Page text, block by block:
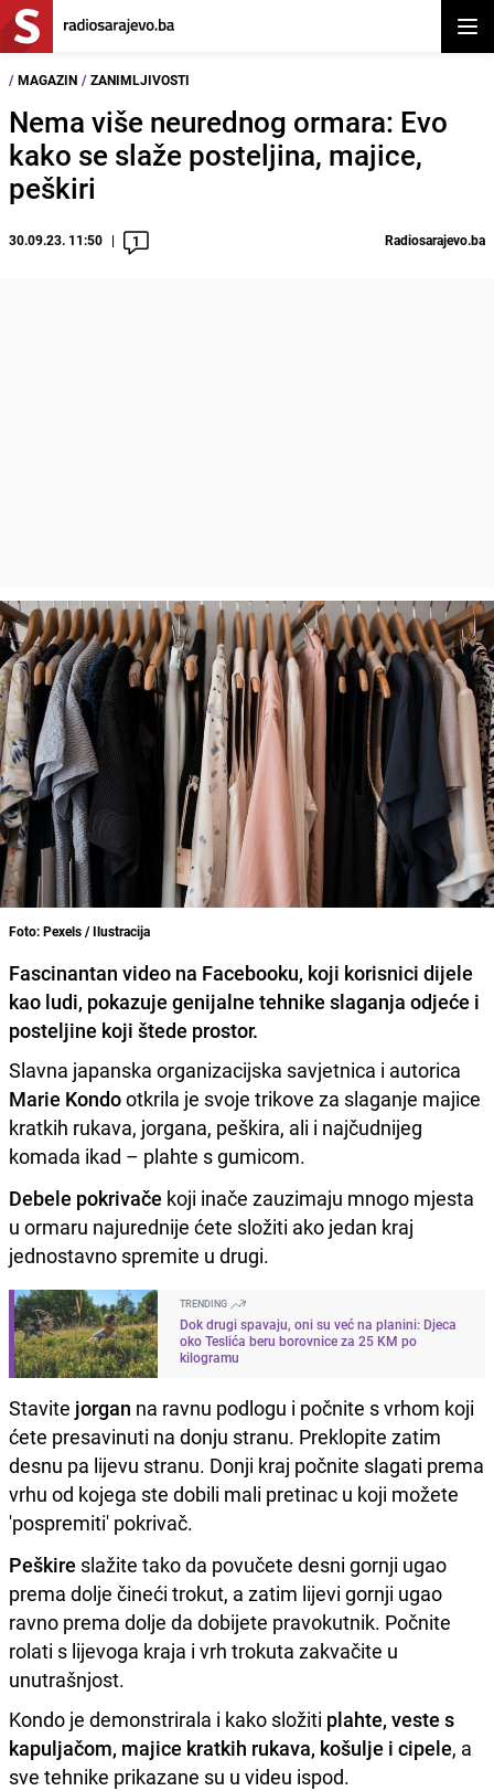
/ MAGAZIN / ZANIMLJIVOSTI
Nema više neurednog ormara: Evo
kako se slaže posteljina, majice,
peškiri
30.09.23. 11:50 1 Radiosarajevo.ba
Foto: Pexels / Ilustracija
Fascinantan video na Facebooku, koji korisnici dijele
kao ludi, pokazuje genijalne tehnike slaganja odjeće i
posteljine koji štede prostor.
Slavna japanska organizacijska savjetnica i autorica
Marie Kondootkrila je svoje trikove za slaganje majice
kratkih rukava, jorgana, peškira, ali i najčudnijeg
komada ikad – plahte s gumicom.
Debele pokrivače koji inače zauzimaju mnogo mjesta
u ormaru najurednije ćete složiti ako jedan kraj
jednostavno spremite u drugi.
TRENDING
Dok drugi spavaju, oni su već na planini: Djeca
oko Teslića beru borovnice za 25 KM po
kilogramu
Stavite jorgan na ravnu podlogu i počnite s vrhom koji
ćete presavinuti na donju stranu. Preklopite zatim
desnu pa lijevu stranu. Donji kraj počnite slagati prema
vrhu od kojega ste dobili mali pretinac u koji možete
'pospremiti' pokrivač.
Peškire slažite tako da povučete desni gornji ugao
prema dolje čineći trokut, a zatim lijevi gornji ugao
ravno prema dolje da dobijete pravokutnik. Počnite
rolati s lijevoga kraja i vrh trokuta zakvačite u
unutrašnjost.
Kondo je demonstrirala i kako složiti plahte, veste s
kapuljačom, majice kratkih rukava, košulje i cipele, a
sve tehnike prikazane su u videu ispod.